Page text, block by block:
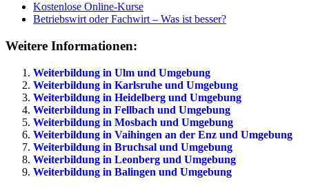
Kostenlose Online-Kurse
Betriebswirt oder Fachwirt – Was ist besser?
Weitere Informationen:
Weiterbildung in Ulm und Umgebung
Weiterbildung in Karlsruhe und Umgebung
Weiterbildung in Heidelberg und Umgebung
Weiterbildung in Fellbach und Umgebung
Weiterbildung in Mosbach und Umgebung
Weiterbildung in Vaihingen an der Enz und Umgebung
Weiterbildung in Bruchsal und Umgebung
Weiterbildung in Leonberg und Umgebung
Weiterbildung in Balingen und Umgebung